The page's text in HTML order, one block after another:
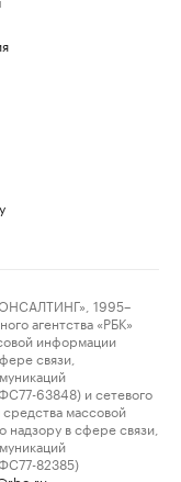
1995–
агентства «РБК»
информации
связи,
63848) и сетевого
массовой
в сфере связи,
82385)